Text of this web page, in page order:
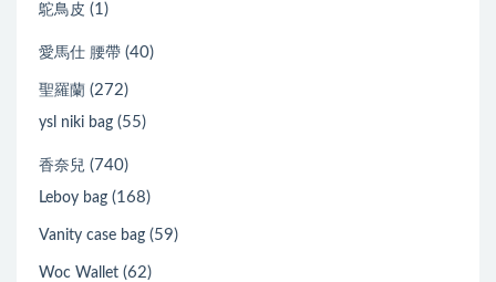
鴕鳥皮 (1)
愛馬仕 腰帶 (40)
聖羅蘭 (272)
ysl niki bag (55)
香奈兒 (740)
Leboy bag (168)
Vanity case bag (59)
Woc Wallet (62)